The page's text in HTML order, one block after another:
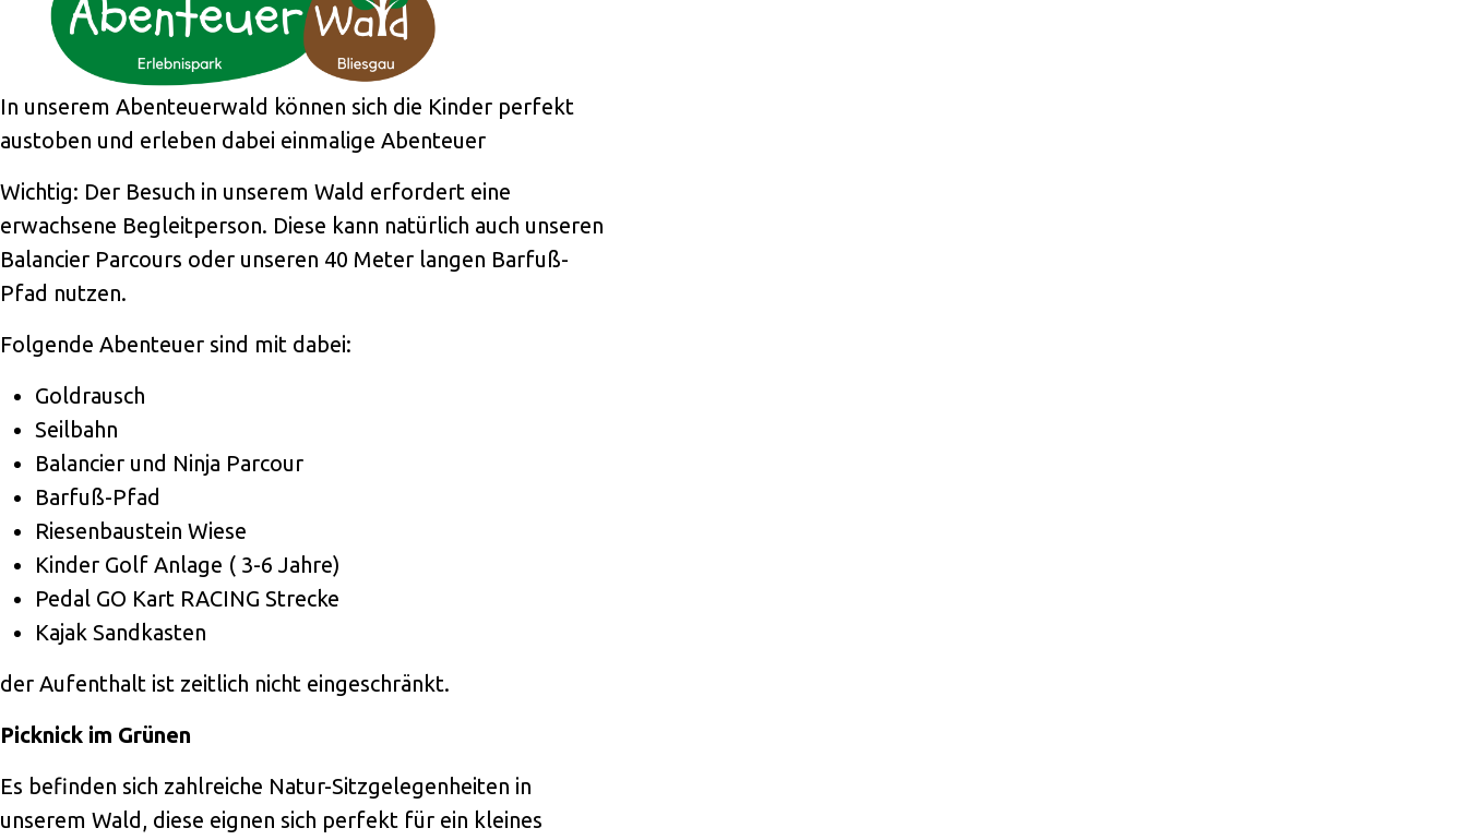
In unserem Abenteuerwald können sich die Kinder perfekt
austoben und erleben dabei einmalige Abenteuer
Wichtig: Der Besuch in unserem Wald erfordert eine
erwachsene Begleitperson. Diese kann natürlich auch unseren
Balancier Parcours oder unseren 40 Meter langen Barfuß-
Pfad nutzen.
Folgende Abenteuer sind mit dabei:
Goldrausch
Seilbahn
Balancier und Ninja Parcour
Barfuß-Pfad
Riesenbaustein Wiese
Kinder Golf Anlage ( 3-6 Jahre)
Pedal GO Kart RACING Strecke
Kajak Sandkasten
der Aufenthalt ist zeitlich nicht eingeschränkt.
Picknick im Grünen
Es befinden sich zahlreiche Natur-Sitzgelegenheiten in
unserem Wald, diese eignen sich perfekt für ein kleines